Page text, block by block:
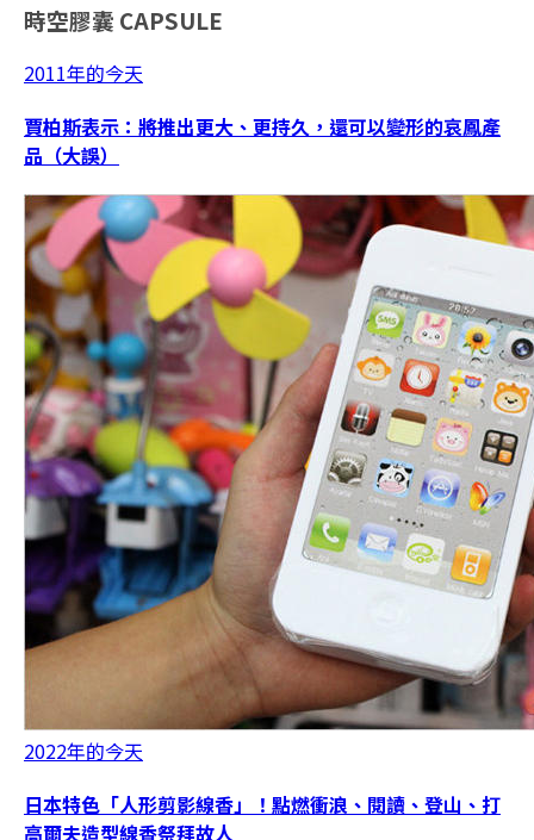
時空膠囊 CAPSULE
2011年的今天
賈柏斯表示：將推出更大、更持久，還可以變形的哀鳳產
品（大誤）
2022年的今天
日本特色「人形剪影線香」！點燃衝浪、閱讀、登山、打
高爾夫造型線香祭拜故人